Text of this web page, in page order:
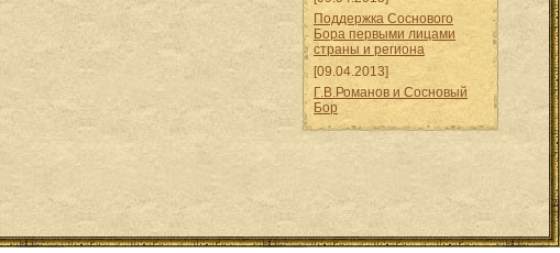
Поддержка Соснового
Бора первыми лицами
страны и региона
[09.04.2013]
Г.В.Романов и Сосновый
Бор